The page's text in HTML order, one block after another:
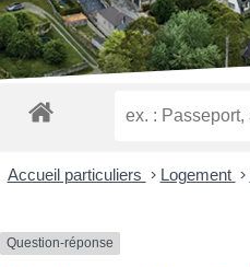
qui
utilisent
un
lecteur
d'écran ;
sur
pour
Accueil particuliers > Logement >
Question-réponse